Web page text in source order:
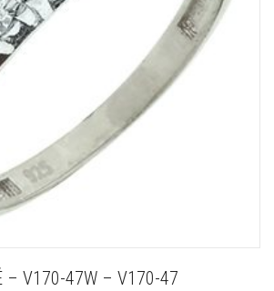
– V170-47W – V170-47